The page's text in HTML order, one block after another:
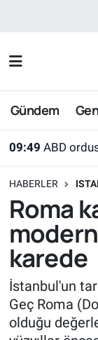
Gündem
09:49 ABD ordusundan
HABERLER
Roma
karede
İstanbul'un
Geç Roma
olduğu
Nöbetçi
Hava
Süper Lig
Tüm
Son Dakika
Haber